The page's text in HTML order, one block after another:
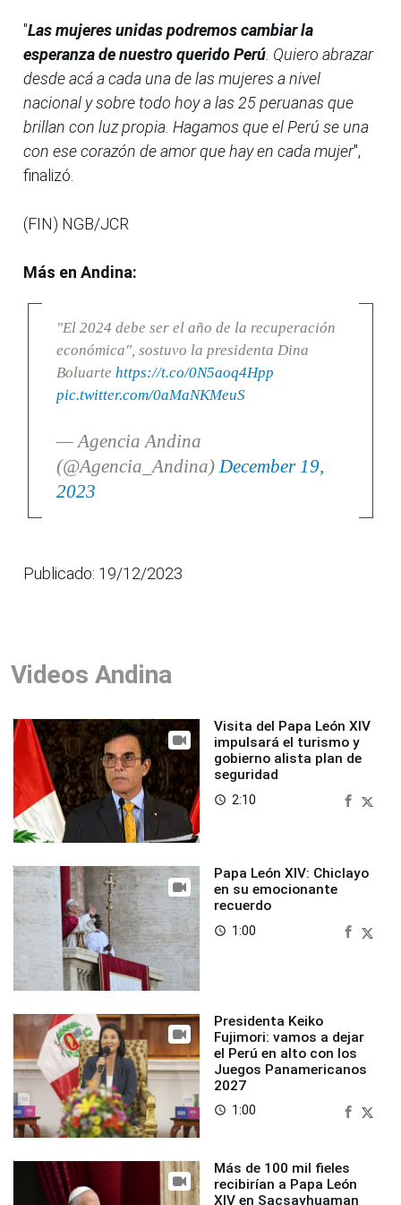
"Las mujeres unidas podremos cambiar la
esperanza de nuestro querido Perú . Quiero abrazar
desde acá a cada una de las mujeres a nivel
nacional y sobre todo hoy a las 25 peruanas que
brillan con luz propia. Hagamos que el Perú se una
con ese corazón de amor que hay en cada mujer",
finalizó.
(FIN) NGB/JCR
Más en Andina:
"El 2024 debe ser el año de la recuperación
económica", sostuvo la presidenta Dina
Boluarte https://t.co/0N5aoq4Hpp
pic.twitter.com/0aMaNKMeuS
— Agencia Andina
(@Agencia_Andina)December 19,
2023
Publicado: 19/12/2023
Videos Andina
Visita del Papa León XIV
impulsará el turismo y
gobierno alista plan de
seguridad
access_time 2:10
Papa León XIV: Chiclayo
en su emocionante
recuerdo
access_time 1:00
Presidenta Keiko
Fujimori: vamos a dejar
el Perú en alto con los
Juegos Panamericanos
2027
access_time 1:00
Más de 100 mil fieles
recibirían a Papa León
XIV en Sacsayhuaman